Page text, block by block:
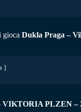
gioca Dukla Praga –
PLZEN –